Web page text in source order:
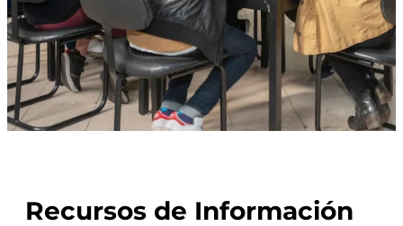
Recursos de Información